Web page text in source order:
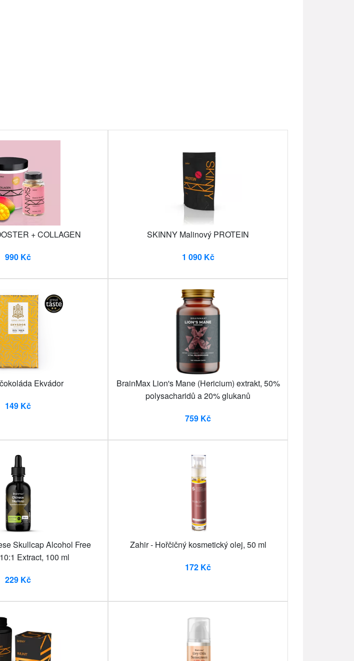
+ COLLAGEN
990 Kč
SKINNY Malinový PROTEIN
1 090 Kč
Ekvádor
149 Kč
BrainMax Lion's Mane (Hericium) extrakt, 50%
polysacharidů a 20% glukanů
759 Kč
Skullcap Alcohol Free
Extract, 100 ml
229 Kč
Zahir - Hořčičný kosmetický olej, 50 ml
172 Kč